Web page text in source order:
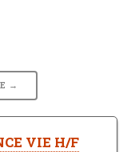
→
VIE H/F